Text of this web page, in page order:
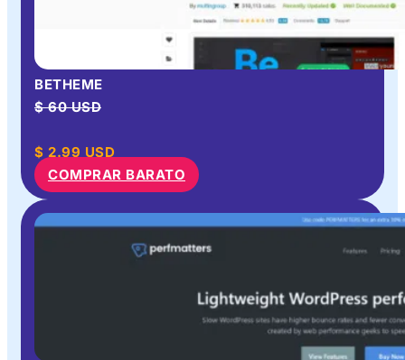
BETHEME
$ 60 USD
$ 2.99 USD
COMPRAR BARATO